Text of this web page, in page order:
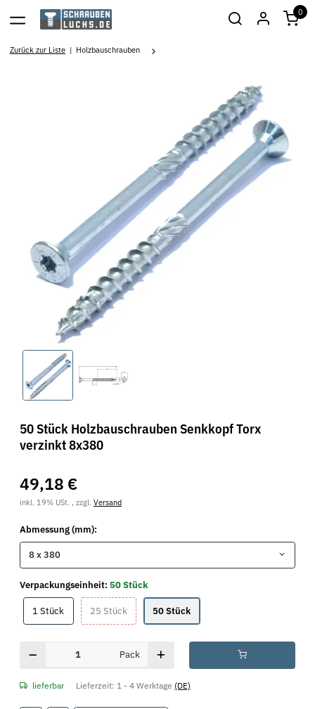
0
Zurück zur Liste Holzbauschrauben
50 Stück Holzbauschrauben Senkkopf Torx
verzinkt 8x380
49,18 €
inkl. 19% USt. , zzgl. Versand
Abmessung (mm):
8 x 380
Verpackungseinheit: 50 Stück
1 Stück 1 Stück25 Stück25 Stück50 Stück50 Stück
Pack
lieferbar Lieferzeit: 1 - 4 Werktage (DE)